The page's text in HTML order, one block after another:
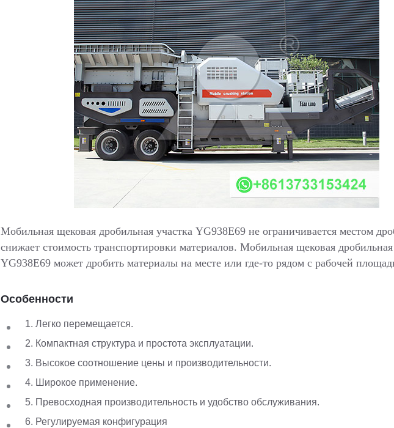
Мобильная щековая дробильная участка YG938E69 не ограничивается местом
снижает стоимость транспортировки материалов. Мобильная щековая дробильная
YG938E69 может дробить материалы на месте или где-то рядом с рабочей
Особенности
1. Легко перемещается.
2. Компактная структура и простота эксплуатации.
3. Высокое соотношение цены и производительности.
4. Широкое применение.
5. Превосходная производительность и удобство обслуживания.
6. Регулируемая конфигурация